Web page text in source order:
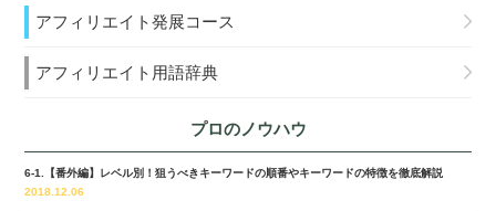
アフィリエイト発展コース
アフィリエイト用語辞典
プロのノウハウ
6-1.【番外編】レベル別！狙うべきキーワードの順番やキーワードの特徴を徹底解説
2018.12.06